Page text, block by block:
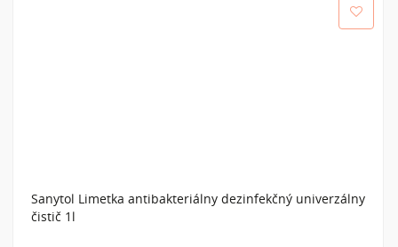
Sanytol Limetka antibakteriálny dezinfekčný univerzálny
čistič 1l